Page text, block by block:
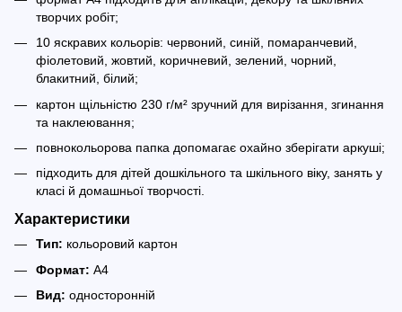
творчих робіт;
10 яскравих кольорів: червоний, синій, помаранчевий,
фіолетовий, жовтий, коричневий, зелений, чорний,
блакитний, білий;
картон щільністю 230 г/м² зручний для вирізання, згинання
та наклеювання;
повнокольорова папка допомагає охайно зберігати аркуші;
підходить для дітей дошкільного та шкільного віку, занять у
класі й домашньої творчості.
Характеристики
Тип: кольоровий картон
Формат: A4
Вид: односторонній